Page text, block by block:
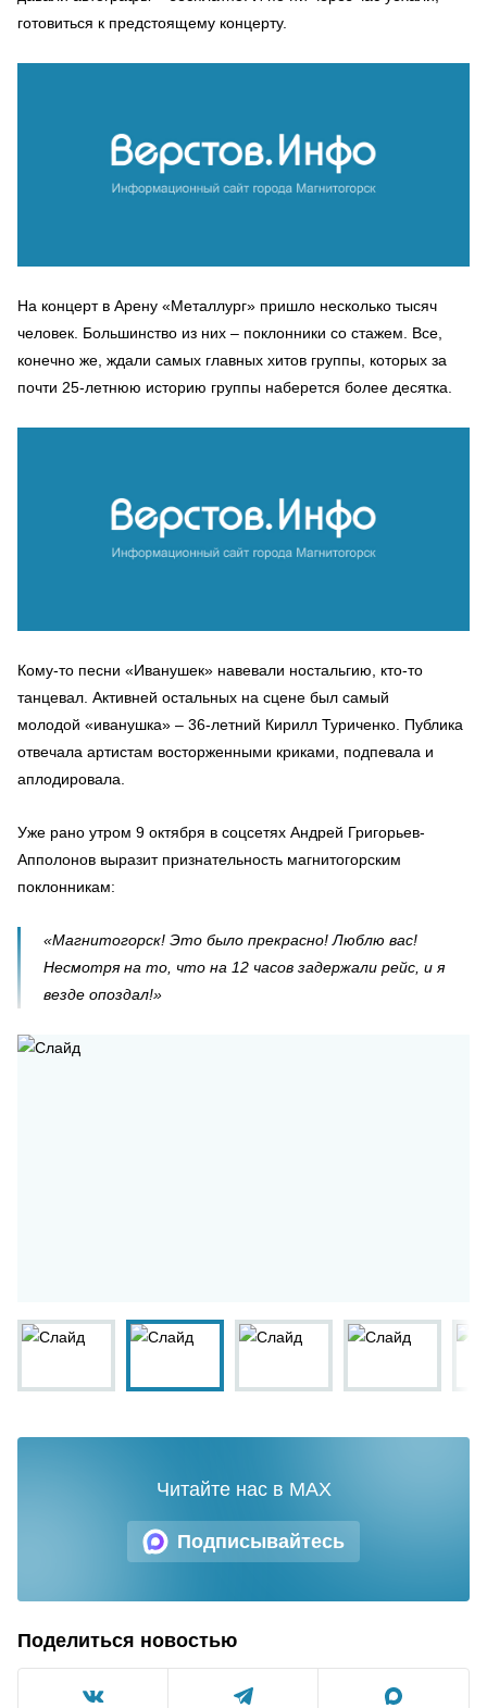
готовиться к предстоящему концерту.
На концерт в Арену «Металлург» пришло несколько тысяч
человек. Большинство из них – поклонники со стажем. Все,
конечно же, ждали самых главных хитов группы, которых за
почти 25-летнюю историю группы наберется более десятка.
Кому-то песни «Иванушек» навевали ностальгию, кто-то
танцевал. Активней остальных на сцене был самый
молодой «иванушка» – 36-летний Кирилл Туриченко. Публика
отвечала артистам восторженными криками, подпевала и
аплодировала.
Уже рано утром 9 октября в соцсетях Андрей Григорьев-
Апполонов выразит признательность магнитогорским
поклонникам:
«Магнитогорск! Это было прекрасно! Люблю вас!
Несмотря на то, что на 12 часов задержали рейс, и я
везде опоздал!»
Подписывайтесь
Читайте нас в MAX
Поделиться новостью